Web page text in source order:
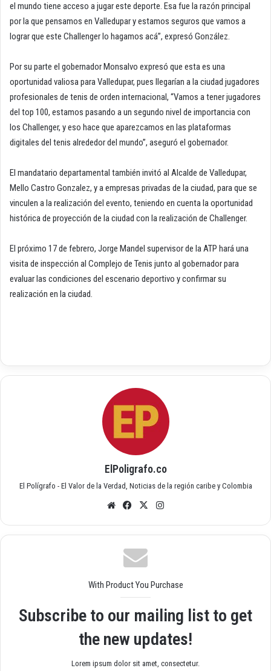
el mundo tiene acceso a jugar este deporte. Esa fue la razón principal
por la que pensamos en Valledupar y estamos seguros que vamos a
lograr que este Challenger lo hagamos acá”, expresó González.
Por su parte el gobernador Monsalvo expresó que esta es una
oportunidad valiosa para Valledupar, pues llegarían a la ciudad jugadores
profesionales de tenis de orden internacional, “Vamos a tener jugadores
del top 100, estamos pasando a un segundo nivel de importancia con
los Challenger, y eso hace que aparezcamos en las plataformas
digitales del tenis alrededor del mundo”, aseguró el gobernador.
El mandatario departamental también invitó al Alcalde de Valledupar,
Mello Castro Gonzalez, y a empresas privadas de la ciudad, para que se
vinculen a la realización del evento, teniendo en cuenta la oportunidad
histórica de proyección de la ciudad con la realización de Challenger.
El próximo 17 de febrero, Jorge Mandel supervisor de la ATP hará una
visita de inspección al Complejo de Tenis junto al gobernador para
evaluar las condiciones del escenario deportivo y confirmar su
realización en la ciudad.
ElPoligrafo.co
El Polígrafo - El Valor de la Verdad, Noticias de la región caribe y Colombia
Siti
we
b
Fac
ok
X
am
With Product You Purchase
Subscribe to our mailing list to get
the new updates!
Lorem ipsum dolor sit amet, consectetur.